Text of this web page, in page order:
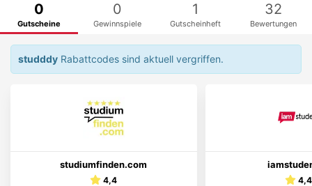
0
Gutscheine
0
Gewinnspiele
1
Gutscheinheft
32
Bewertungen
studddy Rabattcodes sind aktuell vergriffen.
studiumfinden.com
4,4 4,4